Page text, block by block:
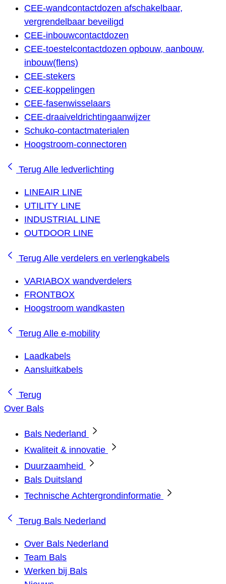
CEE-wandcontactdozen afschakelbaar,
vergrendelbaar beveiligd
CEE-inbouwcontactdozen
CEE-toestelcontactdozen opbouw, aanbouw,
inbouw(flens)
CEE-stekers
CEE-koppelingen
CEE-fasenwisselaars
CEE-draaiveldrichtingaanwijzer
Schuko-contactmaterialen
Hoogstroom-connectoren
Terug Alle ledverlichting
LINEAIR LINE
UTILITY LINE
INDUSTRIAL LINE
OUTDOOR LINE
Terug Alle verdelers en verlengkabels
VARIABOX wandverdelers
FRONTBOX
Hoogstroom wandkasten
Terug Alle e-mobility
Laadkabels
Aansluitkabels
Terug
Over Bals
Bals Nederland
Kwaliteit & innovatie
Duurzaamheid
Bals Duitsland
Technische Achtergrondinformatie
Terug Bals Nederland
Over Bals Nederland
Team Bals
Werken bij Bals